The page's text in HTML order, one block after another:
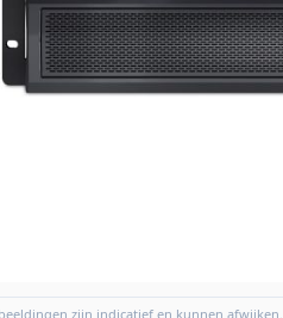
zijn indicatief en kunnen afwijken.